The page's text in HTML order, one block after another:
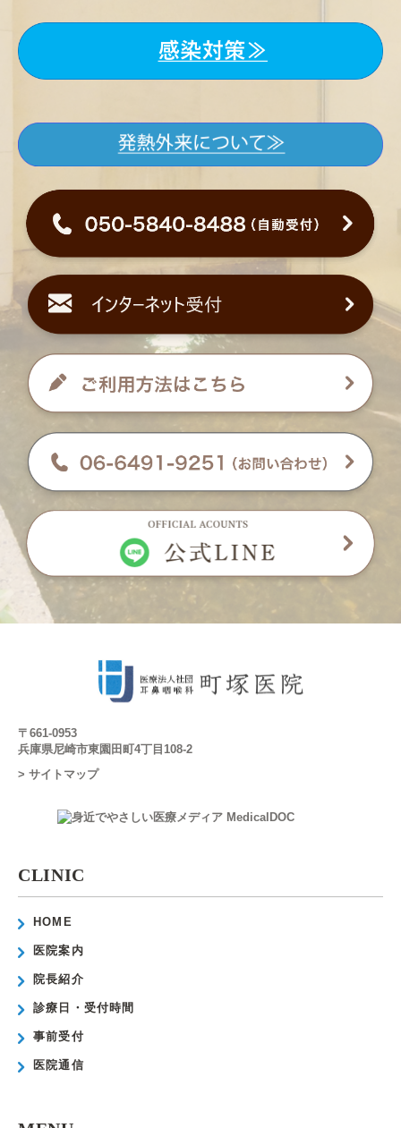
〒661-0953
兵庫県尼崎市東園田町4丁目108-2
> サイトマップ
CLINIC
HOME
医院案内
院長紹介
診療日・受付時間
事前受付
医院通信